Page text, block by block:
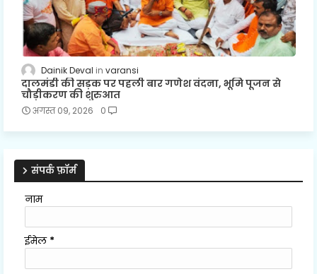
Dainik Deval varansi
दालमंडी की सड़क पर पहली बार गणेश वंदना, भूमि पूजन से
चौड़ीकरण की शुरुआत
अगस्त 09, 2026 0
संपर्क फ़ॉर्म
नाम
ईमेल *